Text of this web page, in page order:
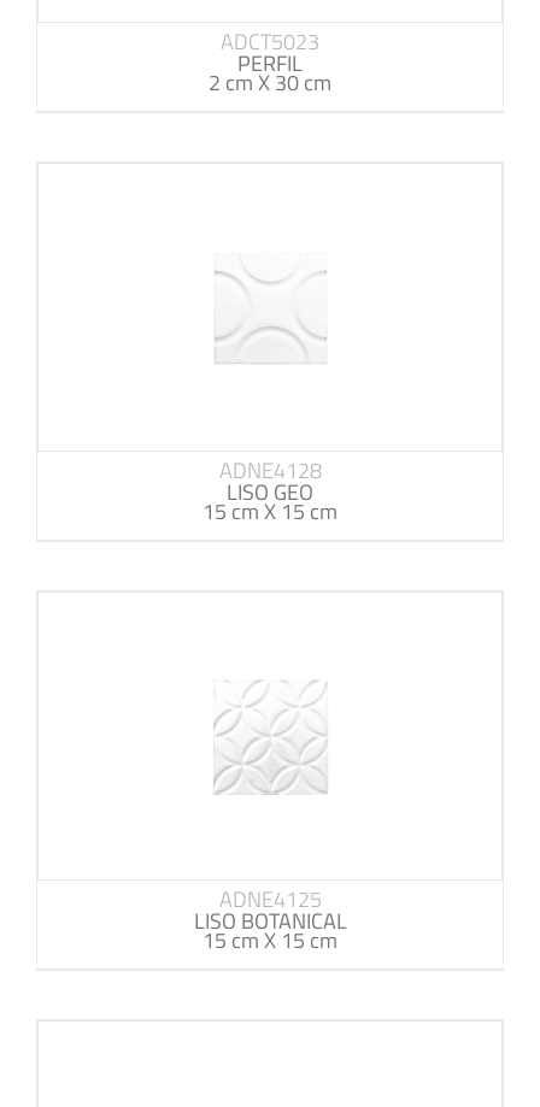
ADCT5023
PERFIL
2 cm X 30 cm
ADNE4128
LISO GEO
15 cm X 15 cm
ADNE4125
LISO BOTANICAL
15 cm X 15 cm